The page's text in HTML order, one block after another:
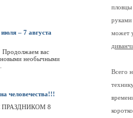
– 7 августа
Продолжаем вас
новыми необычными
человечества!!!
ПРАЗДНИКОМ 8
руками
может
Всего